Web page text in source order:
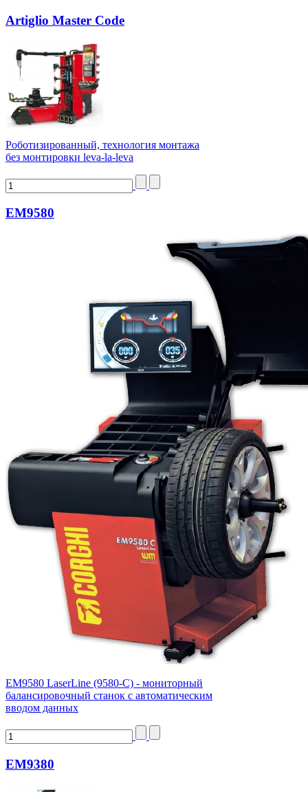
Artiglio Master Code
Роботизированный, технология монтажа
без монтировки leva-la-leva
EM9580
ЕМ9580 LaserLine (9580-C) - мониторный
балансировочный станок с автоматическим
вводом данных
EM9380